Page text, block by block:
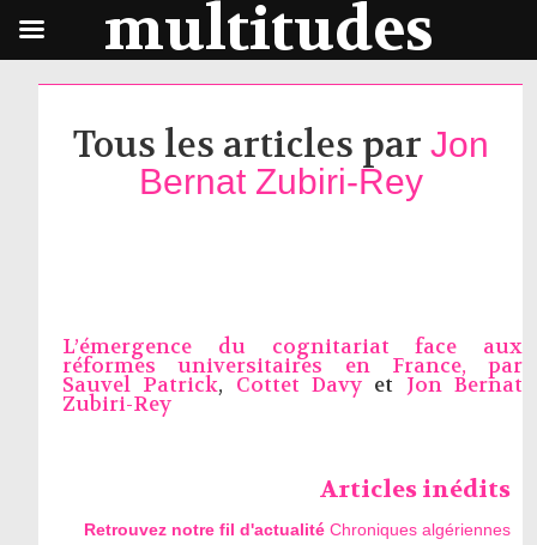
Tous les articles par Jon
Bernat Zubiri-Rey
L’émergence du cognitariat face aux
réformes universitaires en France, par
Sauvel Patrick, Cottet Davy et Jon Bernat
Zubiri-Rey
Articles inédits
Retrouvez notre fil d'actualité Chroniques algériennes
multitudes